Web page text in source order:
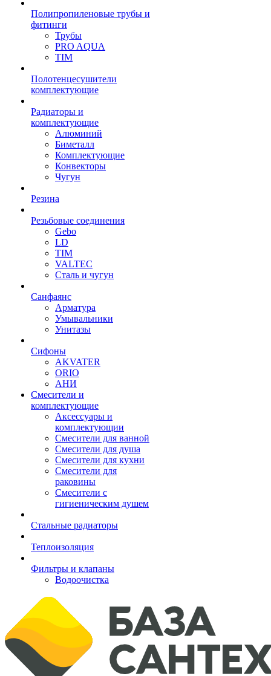
Полипропиленовые трубы и
фитинги
Трубы
PRO AQUA
TIM
Полотенцесушители
комплектующие
Радиаторы и
комплектующие
Алюминий
Биметалл
Комплектующие
Конвекторы
Чугун
Резина
Резьбовые соединения
Gebo
LD
TIM
VALTEC
Сталь и чугун
Санфаянс
Арматура
Умывальники
Унитазы
Сифоны
AKVATER
ORIO
АНИ
Смесители и
комплектующие
Аксессуары и
комплектующии
Смесители для ванной
Смесители для душа
Смесители для кухни
Смесители для
раковины
Смесители с
гигиеническим душем
Стальные радиаторы
Теплоизоляция
Фильтры и клапаны
Водоочистка